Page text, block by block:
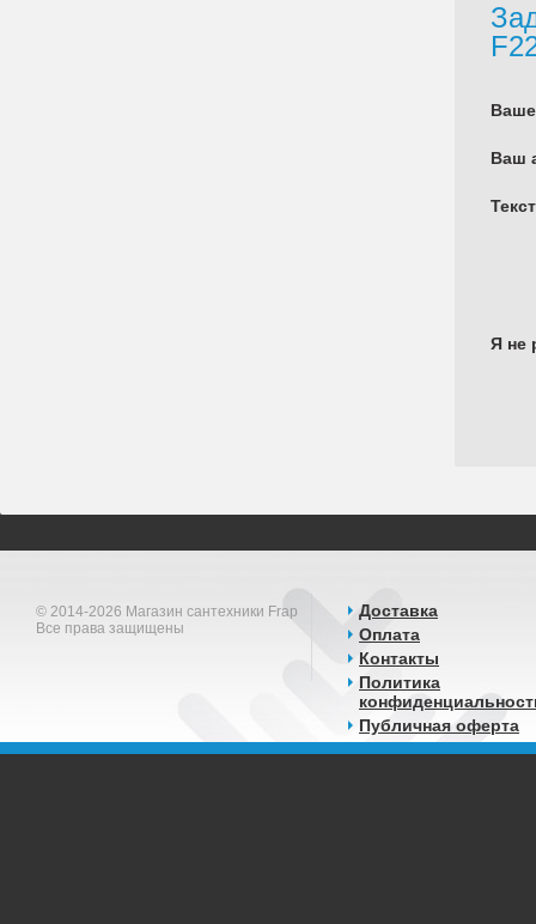
Ваш
Я не
© 2014-2026 Магазин сантехники Frap
Все права защищены
Доставка
Оплата
Контакты
Политика
Публичная оферта